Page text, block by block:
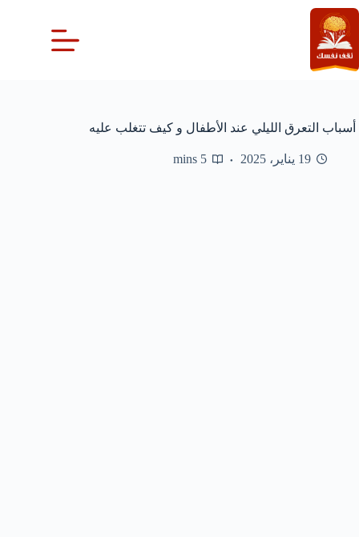
التجاوز
إلى
المحتوى
أسباب التعرق الليلي عند الأطفال و كيف تتغلب عليه
19 يناير، 2025 5 mins